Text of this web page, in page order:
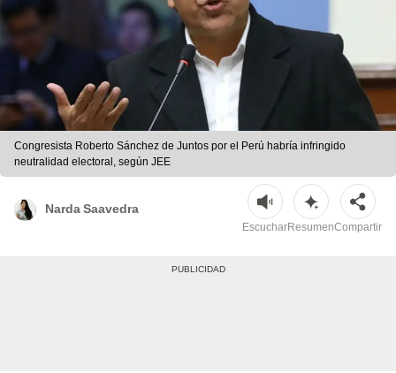
Congresista Roberto Sánchez de Juntos por el Perú habría infringido
neutralidad electoral, según JEE
Narda Saavedra
EscucharResumenCompartir